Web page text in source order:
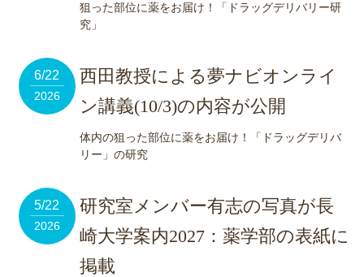
狙った部位に薬をお届け！「ドラッグデリバリー研
究」
西田教授による夢ナビオンライ
ン講義(10/3)の内容が公開
6/22
2026
体内の狙った部位に薬をお届け！「ドラッグデリバ
リー」の研究
研究室メンバー有志の写真が長
崎大学案内2027：薬学部の表紙に
掲載
5/22
2026